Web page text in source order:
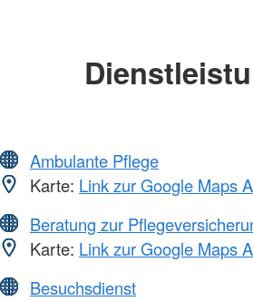
Ambulante Pflege
Karte: Link zur Google Maps
Beratung zur
Karte: Link zur Google Maps
Besuchsdienst